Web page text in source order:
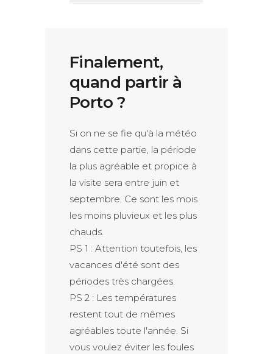
Finalement,
quand partir à
Porto ?
Si on ne se fie qu'à la météo
dans cette partie, la période
la plus agréable et propice à
la visite sera entre juin et
septembre. Ce sont les mois
les moins pluvieux et les plus
chauds.
PS 1 : Attention toutefois, les
vacances d'été sont des
périodes très chargées.
PS 2 : Les températures
restent tout de mêmes
agréables toute l'année. Si
vous voulez éviter les foules